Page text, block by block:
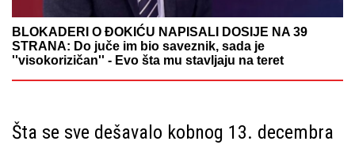
BLOKADERI O ĐOKIĆU NAPISALI DOSIJE NA 39
STRANA: Do juče im bio saveznik, sada je
''visokorizičan'' - Evo šta mu stavljaju na teret
Šta se sve dešavalo kobnog 13. decembra